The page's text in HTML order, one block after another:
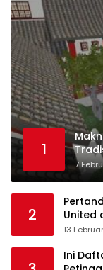
1
7
2
United
13
Ini